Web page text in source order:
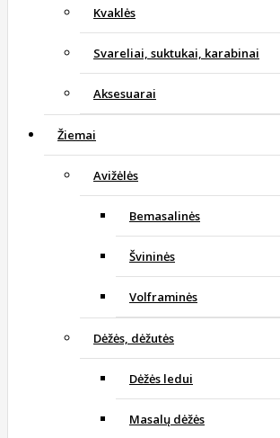
Kvaklės
Svareliai, suktukai, karabinai
Aksesuarai
Žiemai
Avižėlės
Bemasalinės
Švininės
Volframinės
Dėžės, dėžutės
Dėžės ledui
Masalų dėžės